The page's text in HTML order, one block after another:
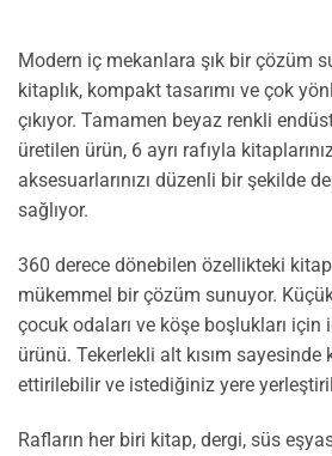
Modern iç mekanlara şık bir çözüm
kitaplık, kompakt tasarımı ve çok
çıkıyor. Tamamen beyaz renkli
üretilen ürün, 6 ayrı rafıyla
aksesuarlarınızı düzenli bir şekilde
sağlıyor.
360 derece dönebilen özellikteki
mükemmel bir çözüm sunuyor.
çocuk odaları ve köşe boşlukları
ürünü. Tekerlekli alt kısım sayesinde
ettirilebilir ve istediğiniz yere
Rafların her biri kitap, dergi, süs